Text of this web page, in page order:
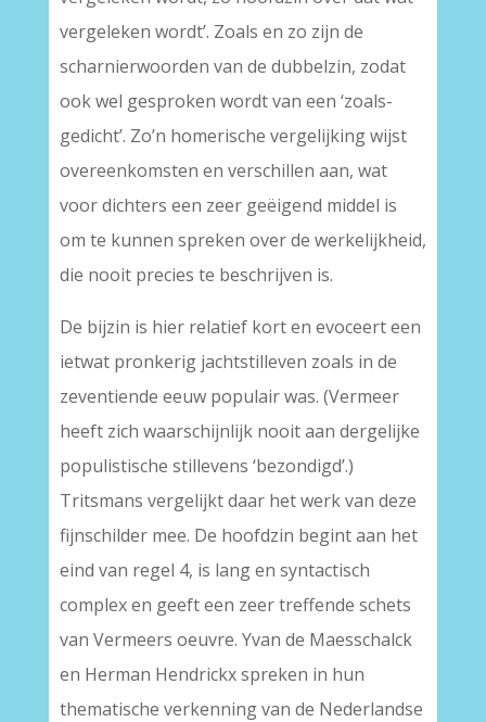
vergeleken wordt’. Zoals en zo zijn de
scharnierwoorden van de dubbelzin, zodat
ook wel gesproken wordt van een ‘zoals-
gedicht’. Zo’n homerische vergelijking wijst
overeenkomsten en verschillen aan, wat
voor dichters een zeer geëigend middel is
om te kunnen spreken over de werkelijkheid,
die nooit precies te beschrijven is.
De bijzin is hier relatief kort en evoceert een
ietwat pronkerig jachtstilleven zoals in de
zeventiende eeuw populair was. (Vermeer
heeft zich waarschijnlijk nooit aan dergelijke
populistische stillevens ‘bezondigd’.)
Tritsmans vergelijkt daar het werk van deze
fijnschilder mee. De hoofdzin begint aan het
eind van regel 4, is lang en syntactisch
complex en geeft een zeer treffende schets
van Vermeers oeuvre. Yvan de Maesschalck
en Herman Hendrickx spreken in hun
thematische verkenning van de Nederlandse